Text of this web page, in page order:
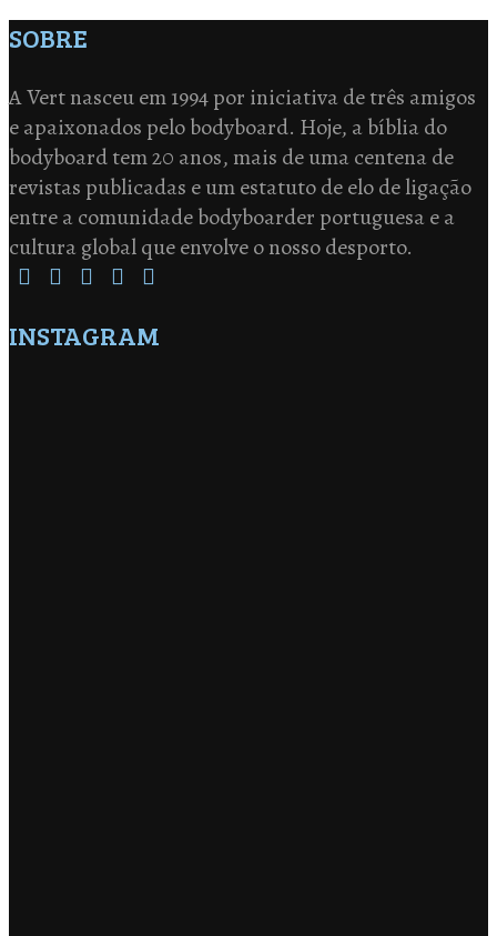
SOBRE
A Vert nasceu em 1994 por iniciativa de três amigos
e apaixonados pelo bodyboard. Hoje, a bíblia do
bodyboard tem 20 anos, mais de uma centena de
revistas publicadas e um estatuto de elo de ligação
entre a comunidade bodyboarder portuguesa e a
cultura global que envolve o nosso desporto.
INSTAGRAM